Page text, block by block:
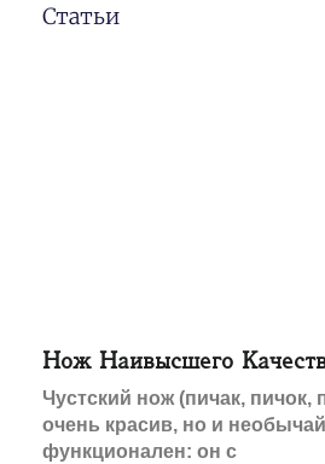
Статьи
Нож Наивысшего
Чустский нож (пичак, пичок,
очень красив, но и
функционален: он с